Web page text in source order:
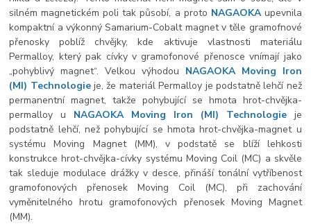
silném magnetickém poli tak působí, a proto NAGAOKAupevnila
kompaktní a výkonný Samarium-Cobalt magnet v těle gramofnové
přenosky poblíž chvějky, kde aktivuje vlastnosti materiálu
Permalloy, který pak cívky v gramofonové přenosce vnímají jako
„pohyblivý magnet“. Velkou výhodou NAGAOKA Moving Iron
(MI) Technologieje, že materiál Permalloy je podstatně lehčí než
permanentní magnet, takže pohybující se hmota hrot-chvějka-
permalloy u NAGAOKA Moving Iron (MI) Technologieje
podstatně lehčí, než pohybující se hmota hrot-chvějka-magnet u
systému Moving Magnet (MM), v podstatě se blíží lehkosti
konstrukce hrot-chvějka-cívky systému Moving Coil (MC) a skvěle
tak sleduje modulace drážky v desce, přináší tonální vytříbenost
gramofonových přenosek Moving Coil (MC), při zachování
vyměnitelného hrotu gramofonových přenosek Moving Magnet
(MM).